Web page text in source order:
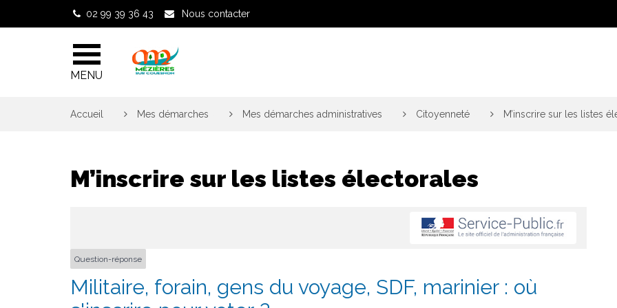
02 99 39 36 43 Nous contacter
MENU
Accueil Mes démarches Mes démarches administratives Citoyenneté M’inscrire sur les listes
M’inscrire sur les listes électorales
Question-réponse
Militaire, forain, gens du voyage, SDF, marinier : où